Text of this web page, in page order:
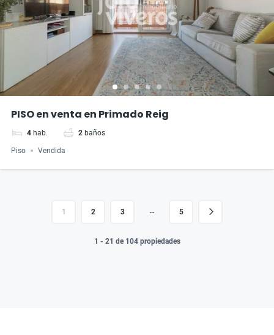
PISO en venta en Primado Reig
4 hab. 2 baños
Piso Vendida
1 2 3 … 5
1 - 21 de 104 propiedades